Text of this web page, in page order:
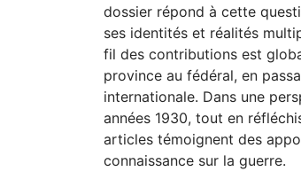
dossier répond à cette
ses identités et réalités
fil des contributions est
province au fédéral, en
internationale. Dans une
années 1930, tout en
articles témoignent des
connaissance sur la guerre.